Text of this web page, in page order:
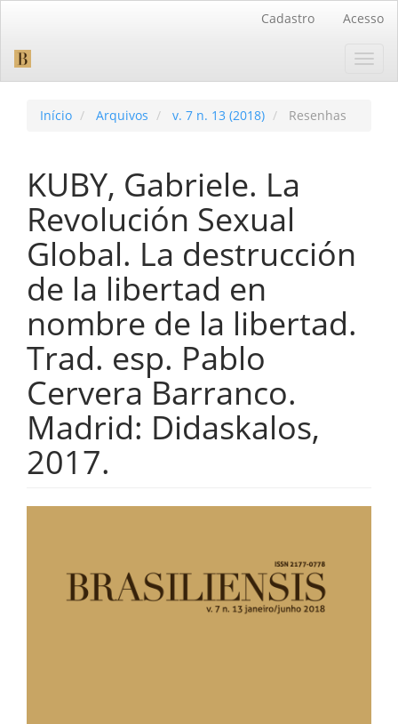
Barra
Cadastro Acesso
Início Arquivos v. 7 n. 13 (2018) Resenhas
KUBY, Gabriele. La
Revolución Sexual
Global. La destrucción
de la libertad en
nombre de la libertad.
Trad. esp. Pablo
Cervera Barranco.
Madrid: Didaskalos,
2017.
artigos